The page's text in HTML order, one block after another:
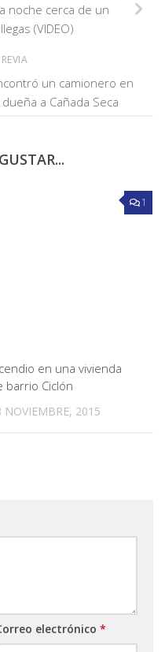
noche cerca de un
(VIDEO)
un camionero en
a Cañada Seca
1
en una vivienda
barrio Ciclón
NOVIEMBRE, 2015
electrónico *